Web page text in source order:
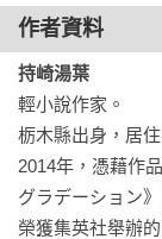
作者資料
持崎湯葉
輕小說作家。
栃木縣出身，居住
2014年，憑藉作
グラデーション》
榮獲集英社舉辦